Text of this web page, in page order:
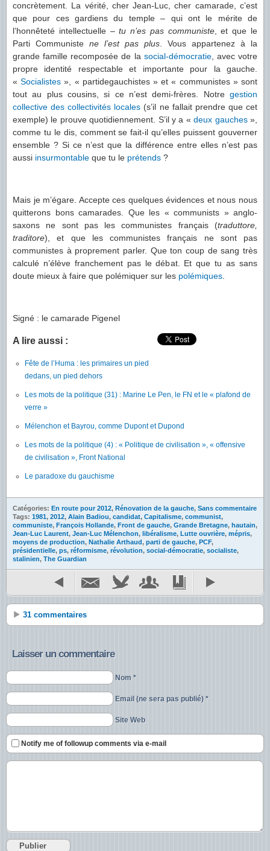
concrètement. La vérité, cher Jean-Luc, cher camarade, c’est
que pour ces gardiens du temple – qui ont le mérite de
l’honnêteté intellectuelle –tu n’es pas communiste, et que le
Parti Communiste ne l’est pas plus . Vous appartenez à la
grande famille recomposée de la social-démocratie, avec votre
propre identité respectable et importante pour la gauche.
«Socialistes », « partidegauchistes » et « communistes » sont
tout au plus cousins, si ce n’est demi-frères. Notre gestion
collective des collectivités locales (s’il ne fallait prendre que cet
exemple) le prouve quotidiennement. S’il y a «deux gauches»,
comme tu le dis, comment se fait-il qu’elles puissent gouverner
ensemble ? Si ce n’est que la différence entre elles n’est pas
aussi insurmontable que tu le prétends ?
Mais je m’égare. Accepte ces quelques évidences et nous nous
quitterons bons camarades. Que les « communists » anglo-
saxons ne sont pas les communistes français (traduttore,
traditore), et que les communistes français ne sont pas
communistes à proprement parler. Que ton coup de sang très
calculé n’élève franchement pas le débat. Et que tu as sans
doute mieux à faire que polémiquer sur les polémiques
Signé : le camarade Pigenel
A lire aussi :
Fête de l’Huma : les primaires un pied
dedans, un pied dehors
Les mots de la politique (31) : Marine Le Pen, le FN et le « plafond de
verre »
Mélenchon et Bayrou, comme Dupont et Dupond
Les mots de la politique (4) : « Politique de civilisation », « offensive
de civilisation », Front National
Le paradoxe du gauchisme
Catégories: En route pour 2012, Rénovation de la gauche, Sans commentaire
Tags: 1981, 2012, Alain Badiou, candidat, Capitalisme, communist,
communiste, François Hollande, Front de gauche, Grande Bretagne, hautain,
Jean-Luc Laurent, Jean-Luc Mélenchon, libéralisme, Lutte ouvrière, mépris,
moyens de production, Nathalie Arthaud, parti de gauche, PCF,
présidentielle, ps, réformisme, révolution, social-démocratie, socialiste,
stalinien, The Guardian
31 commentaires
Laisser un commentaire
Nom *
Email (ne sera pas publié) *
Site Web
Notify me of followup comments via e-mail